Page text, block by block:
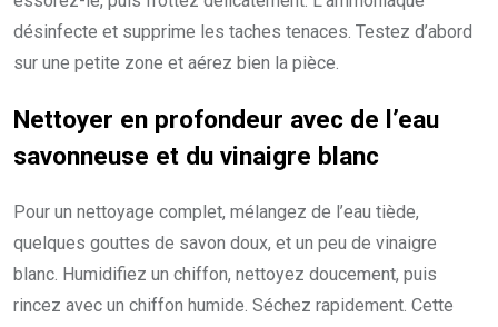
désinfecte et supprime les taches tenaces. Testez d’abord
sur une petite zone et aérez bien la pièce.
Nettoyer en profondeur avec de l’eau
savonneuse et du vinaigre blanc
Pour un nettoyage complet, mélangez de l’eau tiède,
quelques gouttes de savon doux, et un peu de vinaigre
blanc. Humidifiez un chiffon, nettoyez doucement, puis
rincez avec un chiffon humide. Séchez rapidement. Cette